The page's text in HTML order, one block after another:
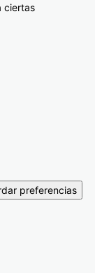
ciertas
preferencias